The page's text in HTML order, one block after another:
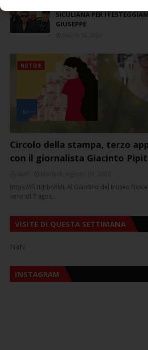
SICULIANA PER I
GIUSEPPE
NOTIZIE
Circolo della stampa, terzo
con il giornalista Giacinto
https://ift.tt/JrhoRML Al Giardino del Museo
venerdì 7 agos…
VISITE DI QUESTA SETTIMANA
NaN
INSTAGRAM